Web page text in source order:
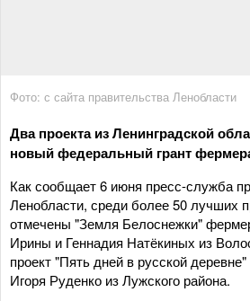
Фото: с сайта правительства Ленобласти
Два проекта из Ленинградской
новый федеральный грант
Как сообщает 6 июня пресс-служба
Ленобласти, среди более 50 лучших
отмечены "Земля Белоснежки"
Ирины и Геннадия Натёкиных из
проект "Пять дней в русской
Игоря Руденко из Лужского района.